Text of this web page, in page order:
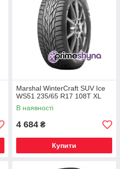
Marshal WinterCraft SUV Ice
WS51 235/65 R17 108T XL
В наявності
4 684 ₴
Купити